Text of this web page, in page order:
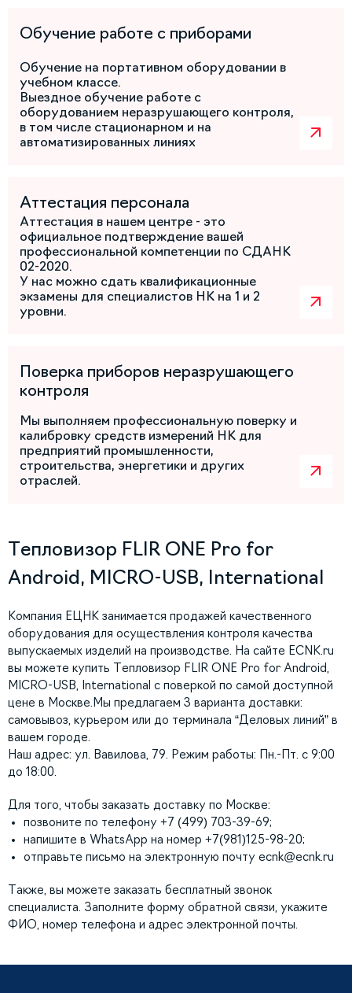
Обучение работе с приборами
Обучение на портативном оборудовании в
учебном классе.
Выездное обучение работе с
оборудованием неразрушающего контроля,
в том числе стационарном и на
автоматизированных линиях
Аттестация персонала
Аттестация в нашем центре - это
официальное подтверждение вашей
профессиональной компетенции по СДАНК
02-2020.
У нас можно сдать квалификационные
экзамены для специалистов НК на 1 и 2
уровни.
Поверка приборов неразрушающего
контроля
Мы выполняем профессиональную поверку и
калибровку средств измерений НК для
предприятий промышленности,
строительства, энергетики и других
отраслей.
Тепловизор FLIR ONE Pro for
Android, MICRO-USB, International
Компания ЕЦНК занимается продажей качественного
оборудования для осуществления контроля качества
выпускаемых изделий на производстве. На сайте ECNK.ru
вы можете купить Тепловизор FLIR ONE Pro for Android,
MICRO-USB, International с поверкой по самой доступной
цене в Москве.Мы предлагаем 3 варианта доставки:
самовывоз, курьером или до терминала “Деловых линий” в
вашем городе.
Наш адрес: ул. Вавилова, 79. Режим работы: Пн.-Пт. с 9:00
до 18:00.
Для того, чтобы заказать доставку по Москве:
позвоните по телефону +7 (499) 703-39-69;
напишите в WhatsApp на номер +7(981)125-98-20;
отправьте письмо на электронную почту ecnk@ecnk.ru
Также, вы можете заказать бесплатный звонок
специалиста. Заполните форму обратной связи, укажите
ФИО, номер телефона и адрес электронной почты.